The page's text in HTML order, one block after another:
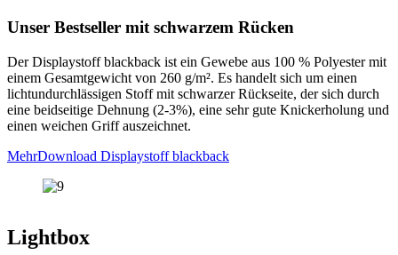
Unser Bestseller mit schwarzem Rücken
Der Displaystoff blackback ist ein Gewebe aus 100 % Polyester mit
einem Gesamtgewicht von 260 g/m². Es handelt sich um einen
lichtundurchlässigen Stoff mit schwarzer Rückseite, der sich durch
eine beidseitige Dehnung (2-3%), eine sehr gute Knickerholung und
einen weichen Griff auszeichnet.
MehrDownload Displaystoff blackback
Lightbox